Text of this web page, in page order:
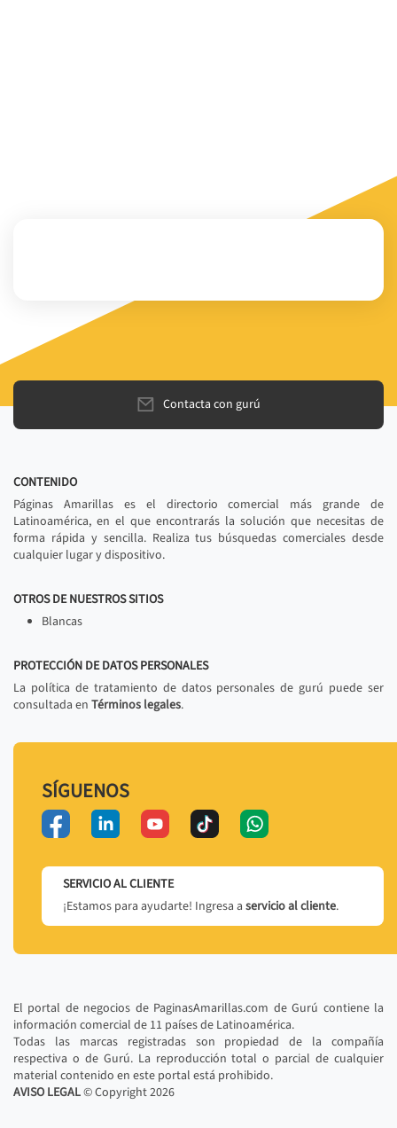
Contacta con gurú
CONTENIDO
Páginas Amarillas es el directorio comercial más grande de
Latinoamérica, en el que encontrarás la solución que necesitas de
forma rápida y sencilla. Realiza tus búsquedas comerciales desde
cualquier lugar y dispositivo.
OTROS DE NUESTROS SITIOS
Blancas
PROTECCIÓN DE DATOS PERSONALES
La política de tratamiento de datos personales de gurú puede ser
consultada en Términos legales.
SÍGUENOS
SERVICIO AL CLIENTE
¡Estamos para ayudarte! Ingresa a servicio al cliente.
El portal de negocios de PaginasAmarillas.com de Gurú contiene la
información comercial de 11 países de Latinoamérica.
Todas las marcas registradas son propiedad de la compañía
respectiva o de Gurú. La reproducción total o parcial de cualquier
material contenido en este portal está prohibido.
AVISO LEGAL© Copyright2026